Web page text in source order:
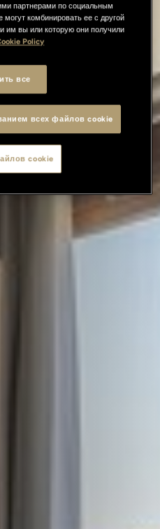
партнерами по социальным
могут комбинировать ее с другой
им вы или которую они получили
Policy
все
всех файлов cookie
cookie